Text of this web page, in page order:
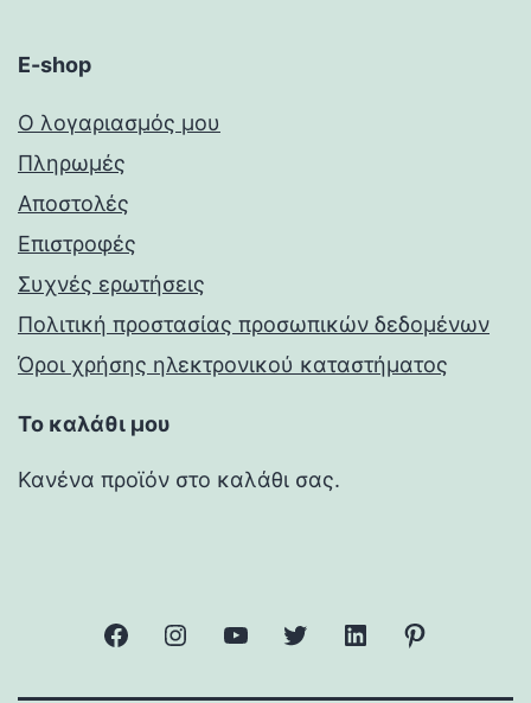
E-shop
Ο λογαριασμός μου
Πληρωμές
Αποστολές
Επιστροφές
Συχνές ερωτήσεις
Πολιτική προστασίας προσωπικών δεδομένων
Όροι χρήσης ηλεκτρονικού καταστήματος
Το καλάθι μου
Κανένα προϊόν στο καλάθι σας.
facebookInstagramYouTube Twitter Linkedin